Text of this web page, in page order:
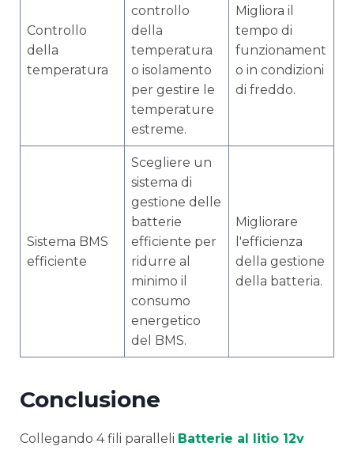
Controllo
della
temperatura
controllo
della
temperatura
o isolamento
per gestire le
temperature
estreme.
Migliora il
tempo di
funzionament
o in condizioni
di freddo.
Sistema BMS
efficiente
Scegliere un
sistema di
gestione delle
batterie
efficiente per
ridurre al
minimo il
consumo
energetico
del BMS.
Migliorare
l'efficienza
della gestione
della batteria.
Conclusione
Collegando 4 fili paralleli Batterie al litio 12v